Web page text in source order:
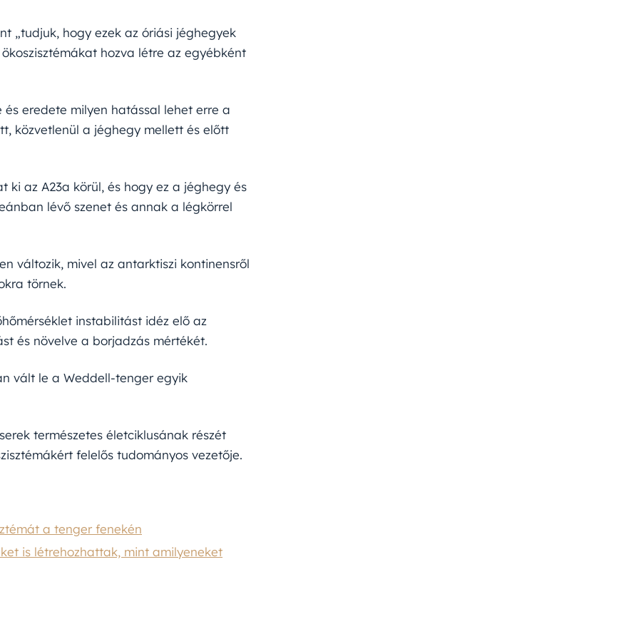
„tudjuk, hogy ezek az óriási jéghegyek
hozva létre az egyébként
eredete milyen hatással lehet erre a
közvetlenül a jéghegy mellett és előtt
ki az A23a körül, és hogy ez a jéghegy és
lévő szenet és annak a légkörrel
változik, mivel az antarktiszi kontinensről
törnek.
instabilitást idéz elő az
és növelve a borjadzás mértékét.
vált le a Weddell-tenger egyik
természetes életciklusának részét
felelős tudományos vezetője.
a tenger fenekén
is létrehozhattak, mint amilyeneket